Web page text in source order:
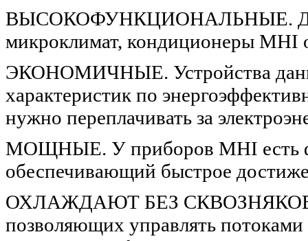
ВЫСОКОФУНКЦИОНАЛЬНЫЕ. Для
микроклимат, кондиционеры
ЭКОНОМИЧНЫЕ. Устройства
характеристик по
нужно переплачивать за
МОЩНЫЕ. У приборов MHI есть
обеспечивающий быстрое
ОХЛАЖДАЮТ БЕЗ СКВОЗНЯКОВ.
позволяющих управлять